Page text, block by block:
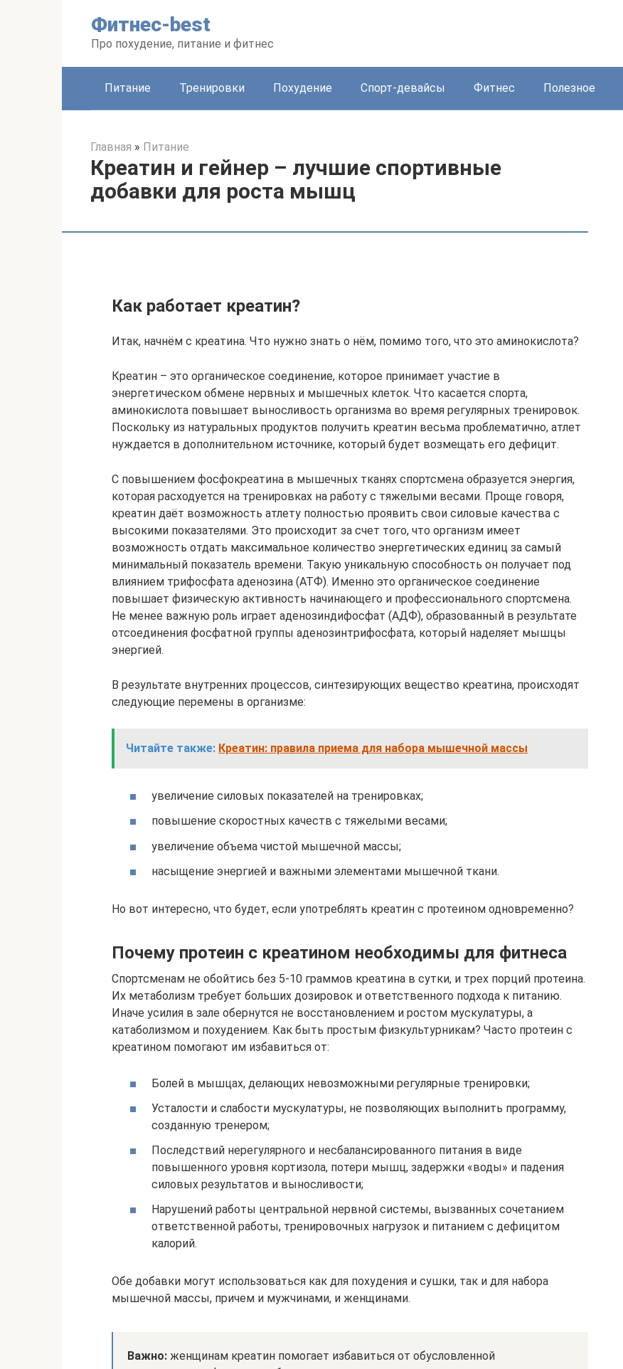
Фитнес-best
Про похудение, питание и фитнес
Питание Тренировки Похудение Спорт-девайсы Фитнес Полезное
Главная » Питание
Креатин и гейнер – лучшие спортивные
добавки для роста мышц
Как работает креатин?
Итак, начнём с креатина. Что нужно знать о нём, помимо того, что это аминокислота?
Креатин – это органическое соединение, которое принимает участие в
энергетическом обмене нервных и мышечных клеток. Что касается спорта,
аминокислота повышает выносливость организма во время регулярных тренировок.
Поскольку из натуральных продуктов получить креатин весьма проблематично, атлет
нуждается в дополнительном источнике, который будет возмещать его дефицит.
С повышением фосфокреатина в мышечных тканях спортсмена образуется энергия,
которая расходуется на тренировках на работу с тяжелыми весами. Проще говоря,
креатин даёт возможность атлету полностью проявить свои силовые качества с
высокими показателями. Это происходит за счет того, что организм имеет
возможность отдать максимальное количество энергетических единиц за самый
минимальный показатель времени. Такую уникальную способность он получает под
влиянием трифосфата аденозина (АТФ). Именно это органическое соединение
повышает физическую активность начинающего и профессионального спортсмена.
Не менее важную роль играет аденозиндифосфат (АДФ), образованный в результате
отсоединения фосфатной группы аденозинтрифосфата, который наделяет мышцы
энергией.
В результате внутренних процессов, синтезирующих вещество креатина, происходят
следующие перемены в организме:
Читайте также: Креатин: правила приема для набора мышечной массы
увеличение силовых показателей на тренировках;
повышение скоростных качеств с тяжелыми весами;
увеличение объема чистой мышечной массы;
насыщение энергией и важными элементами мышечной ткани.
Но вот интересно, что будет, если употреблять креатин с протеином одновременно?
Почему протеин с креатином необходимы для фитнеса
Спортсменам не обойтись без 5-10 граммов креатина в сутки, и трех порций протеина.
Их метаболизм требует больших дозировок и ответственного подхода к питанию.
Иначе усилия в зале обернутся не восстановлением и ростом мускулатуры, а
катаболизмом и похудением. Как быть простым физкультурникам? Часто протеин с
креатином помогают им избавиться от:
Болей в мышцах, делающих невозможными регулярные тренировки;
Усталости и слабости мускулатуры, не позволяющих выполнить программу,
созданную тренером;
Последствий нерегулярного и несбалансированного питания в виде
повышенного уровня кортизола, потери мышц, задержки «воды» и падения
силовых результатов и выносливости;
Нарушений работы центральной нервной системы, вызванных сочетанием
ответственной работы, тренировочных нагрузок и питанием с дефицитом
калорий.
Обе добавки могут использоваться как для похудения и сушки, так и для набора
мышечной массы, причем и мужчинами, и женщинами.
Важно: женщинам креатин помогает избавиться от обусловленной